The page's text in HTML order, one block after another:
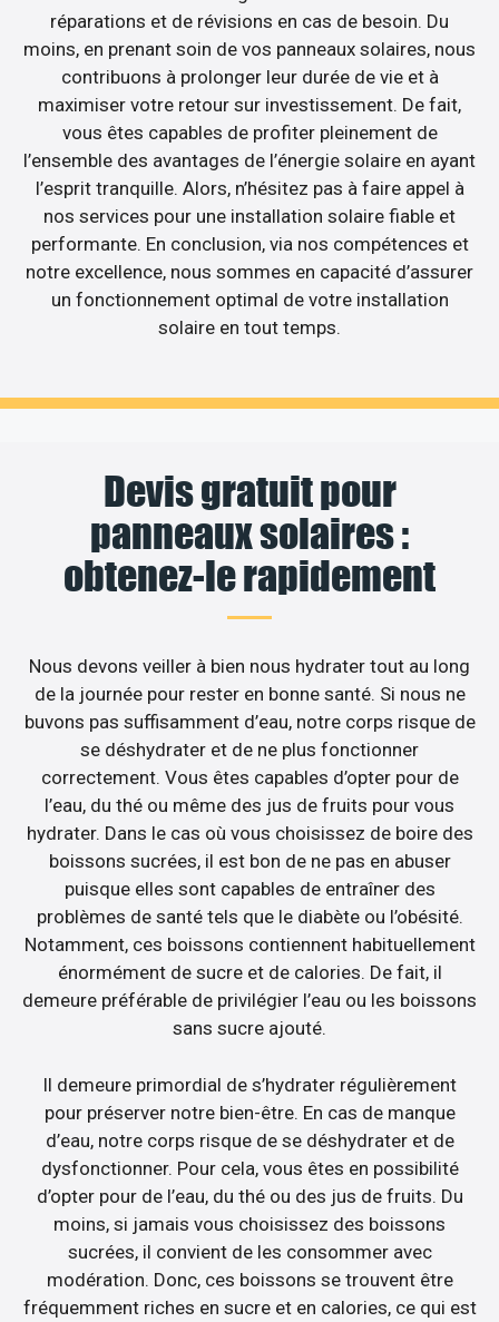
réparations et de révisions en cas de besoin. Du
moins, en prenant soin de vos panneaux solaires, nous
contribuons à prolonger leur durée de vie et à
maximiser votre retour sur investissement. De fait,
vous êtes capables de profiter pleinement de
l’ensemble des avantages de l’énergie solaire en ayant
l’esprit tranquille. Alors, n’hésitez pas à faire appel à
nos services pour une installation solaire fiable et
performante. En conclusion, via nos compétences et
notre excellence, nous sommes en capacité d’assurer
un fonctionnement optimal de votre installation
solaire en tout temps.
Devis gratuit pour
panneaux solaires :
obtenez-le rapidement
Nous devons veiller à bien nous hydrater tout au long
de la journée pour rester en bonne santé. Si nous ne
buvons pas suffisamment d’eau, notre corps risque de
se déshydrater et de ne plus fonctionner
correctement. Vous êtes capables d’opter pour de
l’eau, du thé ou même des jus de fruits pour vous
hydrater. Dans le cas où vous choisissez de boire des
boissons sucrées, il est bon de ne pas en abuser
puisque elles sont capables de entraîner des
problèmes de santé tels que le diabète ou l’obésité.
Notamment, ces boissons contiennent habituellement
énormément de sucre et de calories. De fait, il
demeure préférable de privilégier l’eau ou les boissons
sans sucre ajouté.
Il demeure primordial de s’hydrater régulièrement
pour préserver notre bien-être. En cas de manque
d’eau, notre corps risque de se déshydrater et de
dysfonctionner. Pour cela, vous êtes en possibilité
d’opter pour de l’eau, du thé ou des jus de fruits. Du
moins, si jamais vous choisissez des boissons
sucrées, il convient de les consommer avec
modération. Donc, ces boissons se trouvent être
fréquemment riches en sucre et en calories, ce qui est